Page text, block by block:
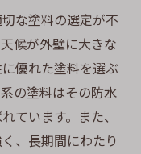
な塗料の選定が不
候が外壁に大きな
優れた塗料を選ぶ
の塗料はその防水
ています。また、
、長期間にわたり